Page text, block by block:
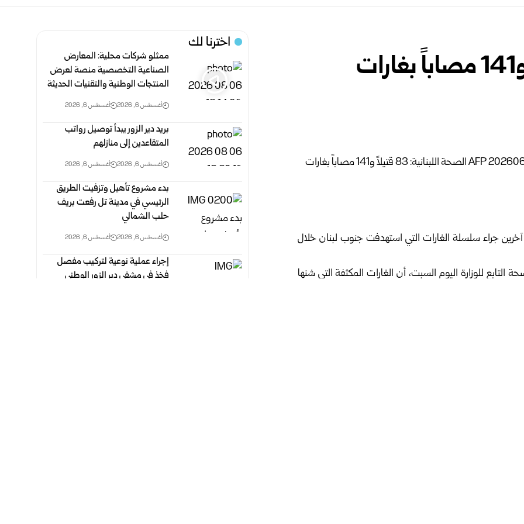
الصحة اللبنانية: 83 قتيلاً و141 مصاباً بغارات
أعلنت وزارة الصحة اللبنانية مقتل 83 شخصاً وإصابة 141 آخرين جراء سلسلة الغارات التي استهدفت جنوب لبنان خلال
للوزارة اليوم السبت، أن الغارات المكثفة التي شنها
اخترنا لك
ممثلو شركات محلية: المعارض
الصناعية التخصصية منصة لعرض
المنتجات الوطنية والتقنيات الحديثة
أغسطس 6, 2026 أغسطس 6, 2026
بريد دير الزور يبدأ توصيل رواتب
المتقاعدين إلى منازلهم
أغسطس 6, 2026 أغسطس 6, 2026
بدء مشروع تأهيل وتزفيت الطريق
الرئيسي في مدينة تل رفعت بريف
حلب الشمالي
أغسطس 6, 2026 أغسطس 6, 2026
إجراء عملية نوعية لتركيب مفصل
فخذ في مشفى دير الزور الوطني